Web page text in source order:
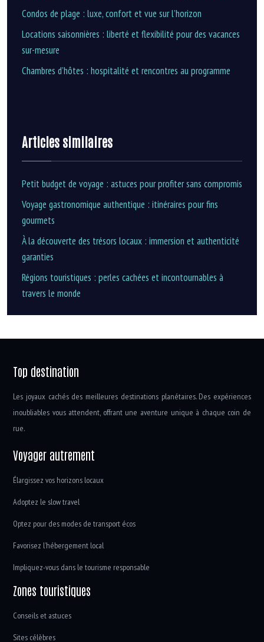
Condos de plage : luxe, confort et vue sur l’horizon
Locations saisonnières : liberté et flexibilité pour des vacances
sur-mesure
Chambres d’hôtes : hospitalité et rencontres au programme
Articles similaires
Petit budget de voyage : astuces pour profiter sans compromis
Voyage gastronomique authentique : itinéraires pour fins
gourmets
À la découverte des trésors locaux : immersion et authenticité
garanties
Régions touristiques : perles cachées et incontournables à
travers le monde
Top destination
Les joyaux cachés des meilleures destinations planétaires. Des expériences
inoubliables vous attendent, offrant une aventure unique à chaque coin de
rue.
Voyager autrement
Élargissez vos horizons locaux
Adoptez le slow travel
Optez pour des modes de transport écos
Favorisez l’hébergement local
Impliquez-vous dans le tourisme responsable
Zones touristiques
Conseils et astuces
Sites célèbres